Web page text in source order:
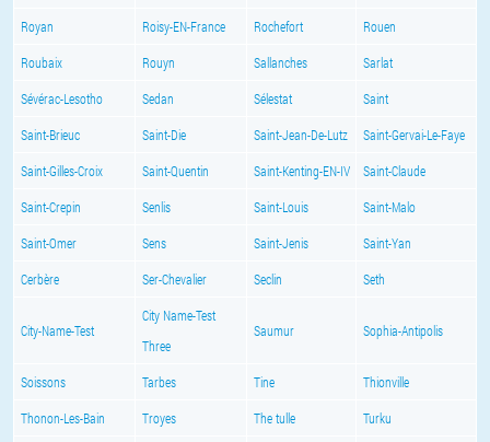
Royan Roisy-EN-France Rochefort Rouen
Roubaix Rouyn Sallanches Sarlat
Sévérac-Lesotho Sedan Sélestat Saint
Saint-Brieuc Saint-Die Saint-Jean-De-Lutz Saint-Gervai-Le-Faye
Saint-Gilles-Croix Saint-Quentin Saint-Kenting-EN-IV Saint-Claude
Saint-Crepin Senlis Saint-Louis Saint-Malo
Saint-Omer Sens Saint-Jenis Saint-Yan
Cerbère Ser-Chevalier Seclin Seth
City-Name-Test
City Name-Test
Three
Saumur Sophia-Antipolis
Soissons Tarbes Tine Thionville
Thonon-Les-Bain Troyes The tulle Turku